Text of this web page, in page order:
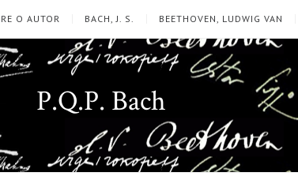
O AUTOR BACH, J. S. BEETHOVEN, LUDWIG VAN
P.Q.P. Bach